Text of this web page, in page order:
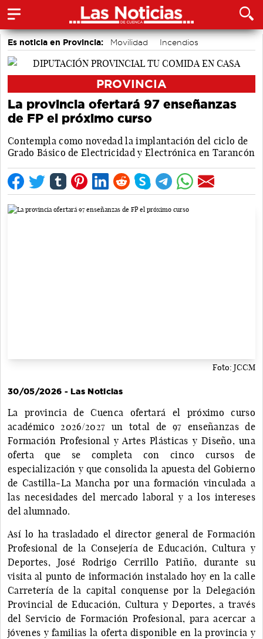
Es noticia en Provincia: Movilidad
Incendios
Medio Ambiente
PROVINCIA
La provincia ofertará 97 enseñanzas
de FP el próximo curso
Contempla como novedad la implantación del ciclo de
Grado Básico de Electricidad y Electrónica en Tarancón
Foto: JCCM
30/05/2026 - Las Noticias
La provincia de Cuenca ofertará el próximo curso
académico 2026/2027 un total de 97 enseñanzas de
Formación Profesional y Artes Plásticas y Diseño, una
oferta que se completa con cinco cursos de
especialización y que consolida la apuesta del Gobierno
de Castilla-La Mancha por una formación vinculada a
las necesidades del mercado laboral y a los intereses
del alumnado.
Así lo ha trasladado el director general de Formación
Profesional de la Consejería de Educación, Cultura y
Deportes, José Rodrigo Cerrillo Patiño, durante su
visita al punto de información instalado hoy en la calle
Carretería de la capital conquense por la Delegación
Provincial de Educación, Cultura y Deportes, a través
del Servicio de Formación Profesional, para acercar a
jóvenes y familias la oferta disponible en la provincia y